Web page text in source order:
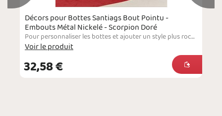
Décors pour Bottes Santiags Bout Pointu -
Embouts Métal Nickelé - Scorpion Doré
Pour personnaliser les bottes et ajouter un style plus rock.Embouts pour bottes Santiags en métal nickelé, ornés d'un scorpion doré en relief. Véritable symbol de force intérieure, de combativité et de virilité, le scorpion apporte une identité puissante et un caractère distinct aux bottes.Conçus en métal résistant à l'oxydation, ces embouts offrent une finition subtilement détaillée avec un relief travaillé pour mettre en valeur les pinces et la…
Voir le produit
32,58 €